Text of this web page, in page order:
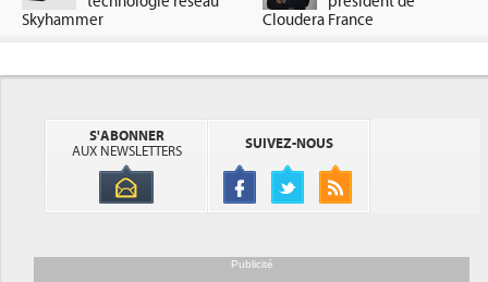
Skyhammer
Cloudera France
S'ABONNER
AUX NEWSLETTERS
SUIVEZ-NOUS
Publicité